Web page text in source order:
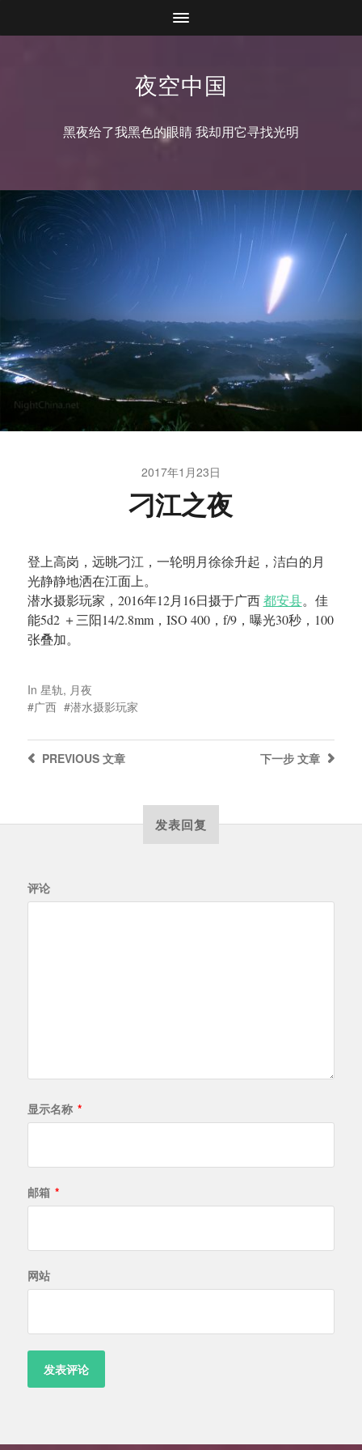
夜空中国
黑夜给了我黑色的眼睛 我却用它寻找光明
2017年1月23日
刁江之夜
登上高岗，远眺刁江，一轮明月徐徐升起，洁白的月
光静静地洒在江面上。
潜水摄影玩家，2016年12月16日摄于广西都安县。佳
能5d2 ＋三阳14/2.8mm，ISO 400，f/9，曝光30秒，100
张叠加。
In 星轨, 月夜
广西
潜水摄影玩家
下一步 文章
PREVIOUS文章
发表回复
评论
显示名称 *
邮箱 *
网站